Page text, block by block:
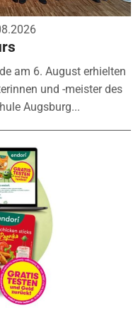
am 6. August erhielten
und -meister des
Augsburg...